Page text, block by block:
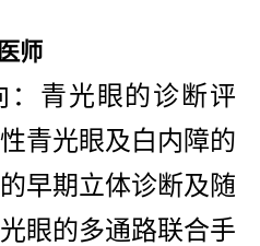
师
青光眼的诊断评
青光眼及白内障的
早期立体诊断及随
眼的多通路联合手